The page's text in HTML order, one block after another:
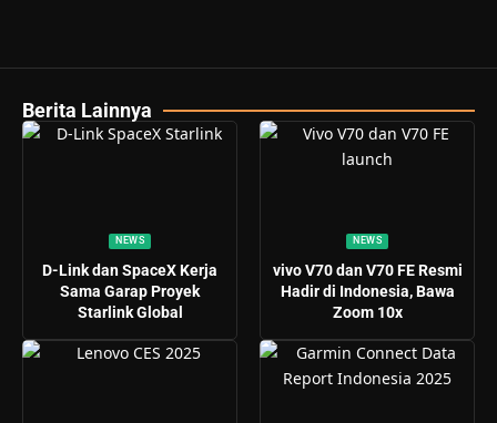
Berita Lainnya
NEWS
D-Link dan SpaceX Kerja
Sama Garap Proyek
Starlink Global
NEWS
vivo V70 dan V70 FE Resmi
Hadir di Indonesia, Bawa
Zoom 10x